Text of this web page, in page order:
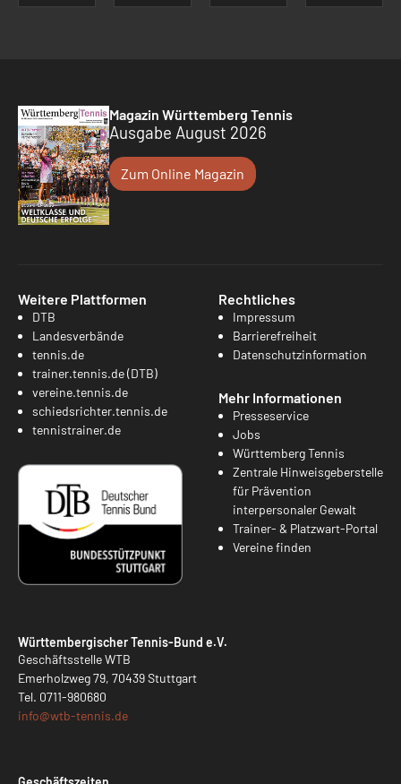
Magazin Württemberg Tennis
Ausgabe August 2026
Zum Online Magazin
Weitere Plattformen
DTB
Landesverbände
tennis.de
trainer.tennis.de (DTB)
vereine.tennis.de
schiedsrichter.tennis.de
tennistrainer.de
Rechtliches
Impressum
Barrierefreiheit
Datenschutzinformation
Mehr Informationen
Presseservice
Jobs
Württemberg Tennis
Zentrale Hinweisgeberstelle
für Prävention
interpersonaler Gewalt
Trainer- & Platzwart-Portal
Vereine finden
Württembergischer Tennis-Bund e.V.
Geschäftsstelle WTB
Emerholzweg 79, 70439 Stuttgart
Tel. 0711-980680
info@wtb-tennis.de